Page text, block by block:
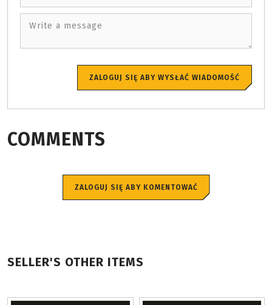
Write a message
ZALOGUJ SIĘ ABY WYSŁAĆ WIADOMOŚĆ
COMMENTS
ZALOGUJ SIĘ ABY KOMENTOWAĆ
SELLER'S OTHER ITEMS